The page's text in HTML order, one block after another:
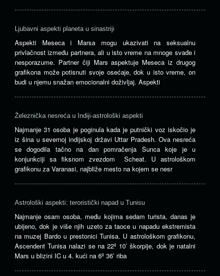
Ljubavni aspekti planeta u sinastriji
Aspekti Meseca i Marsa mogu ukazivati ​​na seksualnu
privlačnost između partnera, ali u isto vreme na mnoge svađe i
nesporazume. Partner čiji Mars aspektuje Meseca iz drugog
grafikona može potisnuti svoje osećaje, dok u isto vreme, on
budi u njemu snažan emocionalni doživljaj. Aspekti
Železnička nesreća u Indiji-astrološki aspekti
Najmanje 31 osoba je poginula kada je putnički voz iskočio je
iz šina u severnoj indijskoj državi Uttar Pradesh. Ova nesreća
se dogodila tačno na dan pomračenja Sunca koje je u
konjunkciji sa fiksnom zvezdom Scheat. U astrološkom
grafikonu za Varanasi, najbliže mesto na kojem se nesr
Astrološki aspekti: teroristički napad u Tunisu
Najmanje osam osoba, među kojima sedam turista, danas je
ubijeno, dok je više njih uzeto za taoce u napadu ekstremista
na muzej Bardo u prestonici Tunisa. U astrološkom grafikonu,
Ascendent Tunisa nalazi se na 22º 10’ škorpije, dok je natalni
Mars u blizini IC u 4. kući na 6º 36’ riba